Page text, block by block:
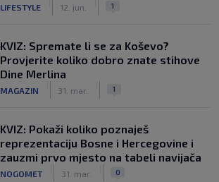
LIFESTYLE 12. jun. 1
KVIZ: Spremate li se za Koševo?
Provjerite koliko dobro znate stihove
Dine Merlina
MAGAZIN 31. mar. 1
KVIZ: Pokaži koliko poznaješ
reprezentaciju Bosne i Hercegovine i
zauzmi prvo mjesto na tabeli navijača
NOGOMET 31. mar. 0